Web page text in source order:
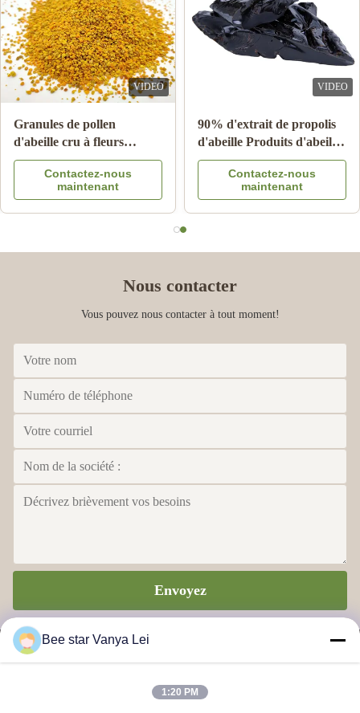
VIDEO
10-HDA 2% biologique,
fraîche gelée royale
naturelle de qualité
alimentaire pure
Contactez-nous
maintenant
VIDEO
Granules de pollen
d'abeille cru à fleurs
multiples 25 kg Carton
complément alimentaire
Contactez-nous
maintenant
Nous contacter
Vous pouvez nous contacter à tout moment!
Envoyez
Bee star Vanya Lei
1:20 PM